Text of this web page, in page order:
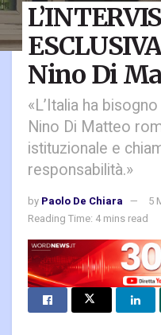
Nino Di
«L’Italia ha
Nino Di Matteo
istituzionale e
responsabilità.»
by Paolo De Chiara
5
Reading Time: 4 mins read